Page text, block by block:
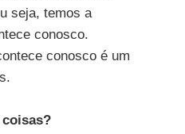
seja, temos a
conosco.
conosco é um